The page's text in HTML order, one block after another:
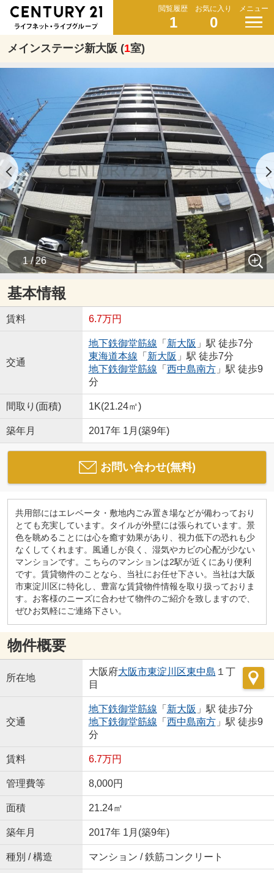
閲覧履歴
1
お気に入り
0
メニュー
メインステージ新大阪 (1室)
1 / 26
基本情報
賃料 6.7万円
交通
地下鉄御堂筋線 「 新大阪 」駅 徒歩7分
東海道本線 「 新大阪 」駅 徒歩7分
地下鉄御堂筋線 「 西中島南方」駅 徒歩9
分
間取り(面積) 1K(21.24㎡)
築年月 2017年 1月(築9年)
お問い合わせ(無料)
共用部にはエレベータ・敷地内ごみ置き場などが備わっており
とても充実しています。タイルが外壁には張られています。景
色を眺めることには心を癒す効果があり、視力低下の恐れも少
なくしてくれます。風通しが良く、湿気やカビの心配が少ない
マンションです。こちらのマンションは2駅が近くにあり便利
です。賃貸物件のことなら、当社にお任せ下さい。当社は大阪
市東淀川区に特化し、豊富な賃貸物件情報を取り扱っておりま
す。お客様のニーズに合わせて物件のご紹介を致しますので、
ぜひお気軽にご連絡下さい。
物件概要
所在地
大阪府大阪市東淀川区東中島 １丁
目
交通
地下鉄御堂筋線 「 新大阪 」駅 徒歩7分
地下鉄御堂筋線 「 西中島南方」駅 徒歩9
分
賃料 6.7万円
管理費等 8,000円
面積 21.24㎡
築年月 2017年 1月(築9年)
種別 / 構造 マンション / 鉄筋コンクリート